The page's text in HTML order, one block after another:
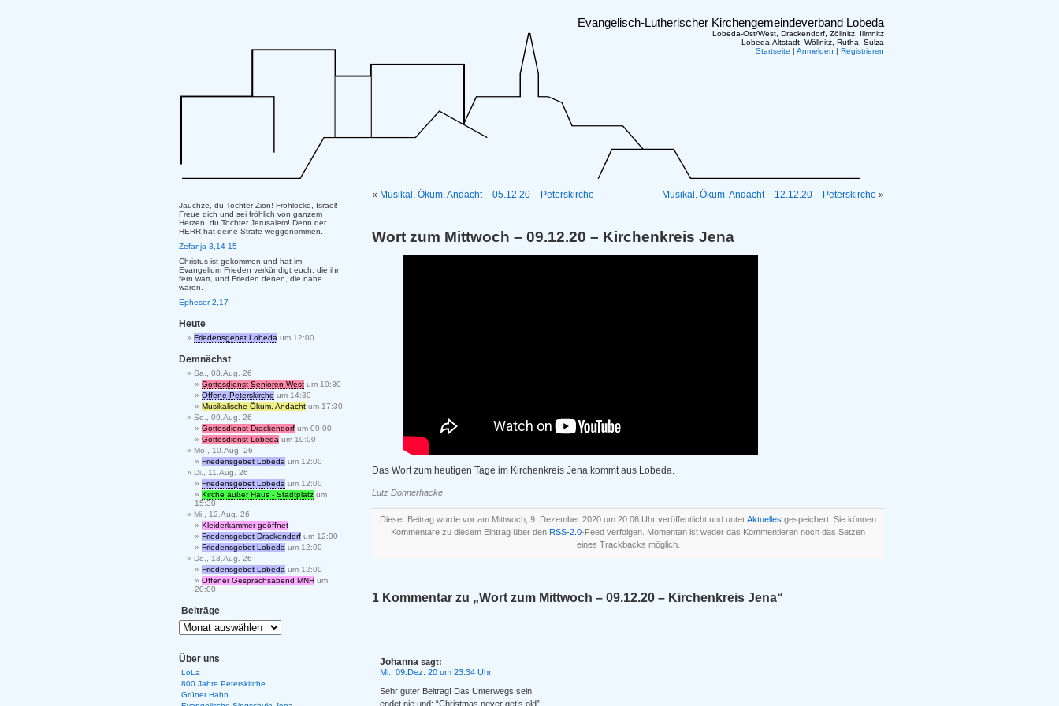
Evangelisch-Lutherischer Kirchengemeindeverband Lobeda
Lobeda-Ost/West, Drackendorf, Zöllnitz, Illmnitz
Lobeda-Altstadt, Wöllnitz, Rutha, Sulza
Startseite | Anmelden | Registrieren
« Musikal. Ökum. Andacht – 05.12.20 – Peterskirche Musikal. Ökum. Andacht – 12.12.20 – Peterskirche »
Wort zum Mittwoch – 09.12.20 – Kirchenkreis Jena
Das Wort zum heutigen Tage im Kirchenkreis Jena kommt aus Lobeda.
Lutz Donnerhacke
Dieser Beitrag wurde vor am Mittwoch, 9. Dezember 2020 um 20:06 Uhr veröffentlicht und unterAktuelles gespeichert. Sie können
Kommentare zu diesem Eintrag über den RSS-2.0-Feed verfolgen. Momentan ist weder das Kommentieren noch das Setzen
eines Trackbacks möglich.
1 Kommentar zu „Wort zum Mittwoch – 09.12.20 – Kirchenkreis Jena“
Johanna sagt:
Mi., 09.Dez. 20 um 23:34 Uhr
Sehr guter Beitrag! Das Unterwegs sein
endet nie und: “Christmas never get’s old”
Jauchze, du Tochter Zion! Frohlocke, Israel!
Freue dich und sei fröhlich von ganzem
Herzen, du Tochter Jerusalem! Denn der
HERR hat deine Strafe weggenommen.
Zefanja 3,14-15
Christus ist gekommen und hat im
Evangelium Frieden verkündigt euch, die ihr
fern wart, und Frieden denen, die nahe
waren.
Epheser 2,17
Heute
Friedensgebet Lobeda um 12:00
Demnächst
Sa., 08.Aug. 26
Gottesdienst Senioren-West um 10:30
Offene Peterskirche um 14:30
Musikalische Ökum. Andacht um 17:30
So., 09.Aug. 26
Gottesdienst Drackendorf um 09:00
Gottesdienst Lobeda um 10:00
Mo., 10.Aug. 26
Friedensgebet Lobeda um 12:00
Di., 11.Aug. 26
Friedensgebet Lobeda um 12:00
Kirche außer Haus - Stadtplatz um
15:30
Mi., 12.Aug. 26
Kleiderkammer geöffnet
Friedensgebet Drackendorf um 12:00
Friedensgebet Lobeda um 12:00
Do., 13.Aug. 26
Friedensgebet Lobeda um 12:00
Offener Gesprächsabend MNH um
20:00
Beiträge
Über uns
LoLa
800 Jahre Peterskirche
Grüner Hahn